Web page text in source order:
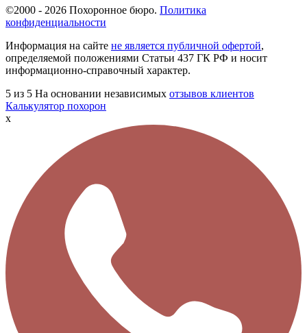
©2000 - 2026 Похоронное бюро. Политика
конфиденциальности
Информация на сайте не является публичной офертой,
определяемой положениями Статьи 437 ГК РФ и носит
информационно-справочный характер.
5 из 5 На основании независимых отзывов клиентов
Калькулятор похорон
x